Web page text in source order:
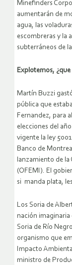
Minefinders
aumentarán de
agua, las
escombreras y la
subterráneos de
Explotemos,
Martín Buzzi
pública que
Fernandez, para
elecciones del
vigente la ley
Banco de
lanzamiento de la
(OFEMI). El
si manda plata,
Los Soria de
nación imaginaria
Soria de Río
organismo que
Impacto
ministro de